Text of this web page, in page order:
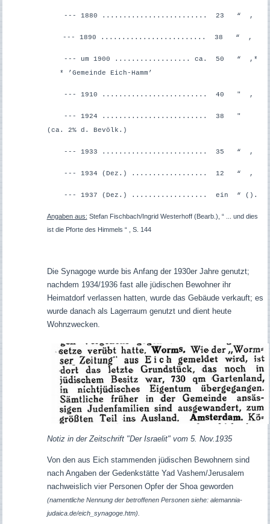
--- 1880 ......................... 23 “ ,
--- 1890 ......................... 38 “ ,
--- um 1900 .................. ca. 50 “ ,*
* ’Gemeinde Eich-Hamm’
--- 1910 ......................... 40 " ,
--- 1924 ......................... 38 "
(ca. 2% d. Bevölk.)
--- 1933 ......................... 35 “ ,
--- 1934 (Dez.) .................. 12 “ ,
--- 1937 (Dez.) .................. ein “ ().
Angaben aus: Stefan Fischbach/Ingrid Westerhoff (Bearb.), “ ... und dies
ist die Pforte des Himmels “ , S. 144
Die Synagoge wurde bis Anfang der 1930er Jahre genutzt;
nachdem 1934/1936 fast alle jüdischen Bewohner ihr
Heimatdorf verlassen hatten, wurde das Gebäude verkauft; es
wurde danach als Lagerraum genutzt und dient heute
Wohnzwecken.
Notiz in der Zeitschrift "Der Israelit" vom 5. Nov.1935
Von den aus Eich stammenden jüdischen Bewohnern sind
nach Angaben der Gedenkstätte Yad Vashem/Jerusalem
nachweislich vier Personen Opfer der Shoa geworden
(namentliche Nennung der betroffenen Personen siehe: alemannia-
judaica.de/eich_synagoge.htm).